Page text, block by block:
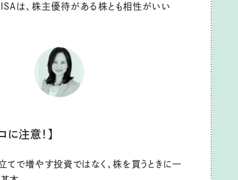
は、株主優待がある株とも相性がいい
に注意！】
てで増やす投資ではなく、株を買うときに一